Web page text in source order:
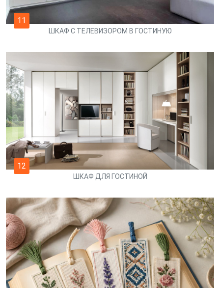
11
ШКАФ С ТЕЛЕВИЗОРОМ В ГОСТИНУЮ
12
ШКАФ ДЛЯ ГОСТИНОЙ